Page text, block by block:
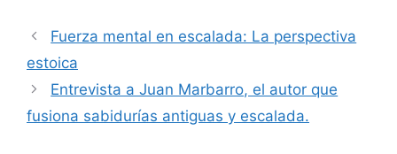
Fuerza mental en escalada: La perspectiva
estoica
Entrevista a Juan Marbarro, el autor que
fusiona sabidurías antiguas y escalada.